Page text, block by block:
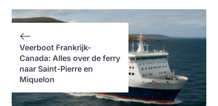
Veerboot Frankrijk-
Canada: Alles over de ferry
naar Saint-Pierre en
Miquelon